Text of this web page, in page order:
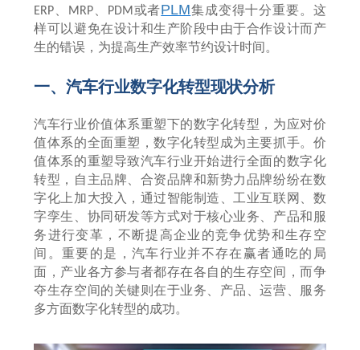
ERP MRP PDM 或者PLM集成变得十分重要。这
样可以避免在设计和生产阶段中由于合作设计而产
生的错误，为提高生产效率节约设计时间。
一、汽车行业数字化转型现状分析
汽车行业价值体系重塑下的数字化转型，为应对价
值体系的全面重塑，数字化转型成为主要抓手。价
值体系的重塑导致汽车行业开始进行全面的数字化
转型，自主品牌、合资品牌和新势力品牌纷纷在数
字化上加大投入，通过智能制造、工业互联网、数
字孪生、协同研发等方式对于核心业务、产品和服
务进行变革，不断提高企业的竞争优势和生存空
间。重要的是，汽车行业并不存在赢者通吃的局
面，产业各方参与者都存在各自的生存空间，而争
夺生存空间的关键则在于业务、产品、运营、服务
多方面数字化转型的成功。